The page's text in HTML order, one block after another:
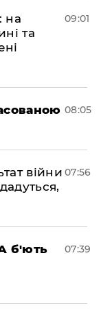
на
та
09:01
08:05
війни 07:56
б'ють
07:39